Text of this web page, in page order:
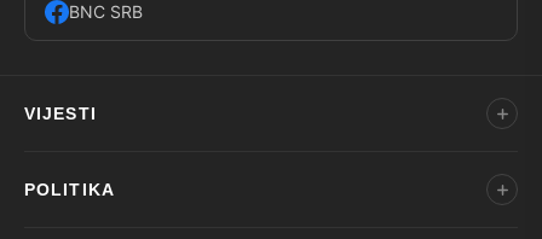
BNC SRB
VIJESTI
POLITIKA